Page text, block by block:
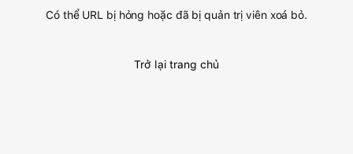
Có thể URL bị hỏng hoặc đã bị quản trị viên xoá bỏ.
Trở lại trang chủ